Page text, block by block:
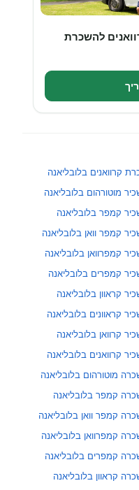
להשכרת
קרוואנים בלובליאנה
מוטורהום בלובליאנה
קמפר בלובליאנה
קמפר וואן בלובליאנה
קמפרוואן בלובליאנה
קמפרים בלובליאנה
קראוון בלובליאנה
קראוונים בלובליאנה
קרוואן בלובליאנה
קרוואנים בלובליאנה
מוטורהום בלובליאנה
קמפר בלובליאנה
קמפר וואן בלובליאנה
קמפרוואן בלובליאנה
קמפרים בלובליאנה
קראוון בלובליאנה